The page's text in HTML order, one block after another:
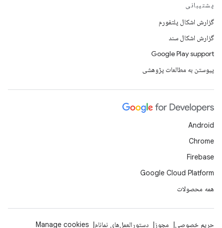
پشتیبانی
گزارش اشکال پلتفورم
گزارش اشکال سند
Google Play support
پیوستن به مطالعات پژوهشی
Android
Chrome
Firebase
Google Cloud Platform
همه محصولات
حریم خصوصی مجوز دستورالعمل‌های نمانام Manage cookies